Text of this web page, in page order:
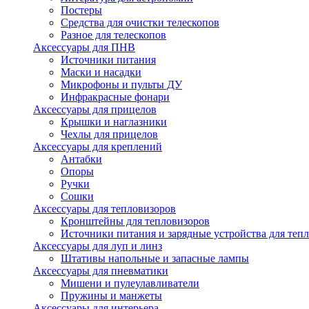
Постеры
Средства для очистки телескопов
Разное для телескопов
Аксессуары для ПНВ
Источники питания
Маски и насадки
Микрофоны и пульты ДУ
Инфракрасные фонари
Аксессуары для прицелов
Крышки и наглазники
Чехлы для прицелов
Аксессуары для креплений
Антабки
Опоры
Ручки
Сошки
Аксессуары для тепловизоров
Кронштейны для тепловизоров
Источники питания и зарядные устройства для
Аксессуары для луп и линз
Штативы напольные и запасные лампы
Аксессуары для пневматики
Мишени и пулеулавливатели
Пружины и манжеты